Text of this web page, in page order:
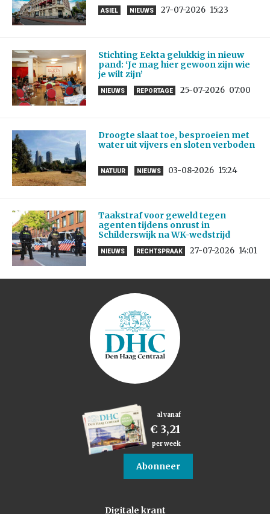
ASIEL NIEUWS 27-07-2026 15:23
Stichting Eekta gelukkig in nieuw
pand: ‘Je mag hier gewoon zijn wie
je wilt zijn’
NIEUWS REPORTAGE 25-07-2026 07:00
Droogte slaat toe, besproeien met
water uit vijvers en sloten verboden
NATUUR NIEUWS 03-08-2026 15:24
Taakstraf voor geweld tegen
agenten tijdens onrust in
Schilderswijk na WK-wedstrijd
NIEUWS RECHTSPRAAK 27-07-2026 14:01
al vanaf
€ 3,21
per week
Abonneer
Digitale krant